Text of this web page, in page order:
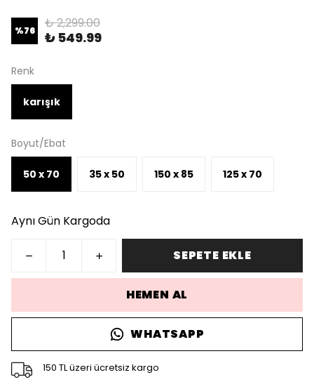
%76 ₺ 2,299.00
₺ 549.99
Renk
karışık
Boyut/Ebat
50 x 70 35 x 50 150 x 85 125 x 70
Aynı Gün Kargoda
SEPETE EKLE
HEMEN AL
WHATSAPP
150 TL üzeri ücretsiz kargo